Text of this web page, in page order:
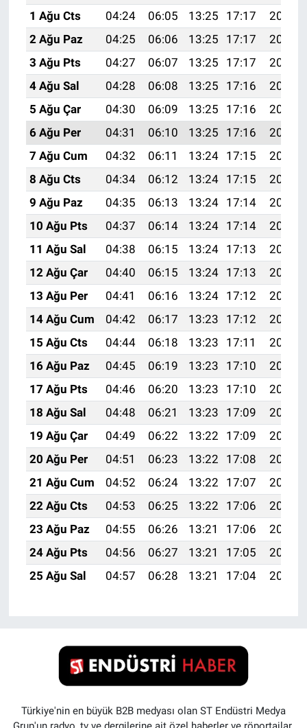
1 Ağu Cts
04:24 06:05 13:25 17:17
20:35
2 Ağu Paz
04:25 06:06 13:25 17:17
20:34
3 Ağu Pts
04:27 06:07 13:25 17:17
20:33
4 Ağu Sal
04:28 06:08 13:25 17:16
20:32
5 Ağu Çar
04:30 06:09 13:25 17:16
20:30
6 Ağu Per
04:31 06:10 13:25 17:16
20:29
7 Ağu Cum
04:32 06:11 13:24 17:15
20:28
8 Ağu Cts
04:34 06:12 13:24 17:15
20:27
9 Ağu Paz
04:35 06:13 13:24 17:14
20:26
10 Ağu Pts
04:37 06:14 13:24 17:14
20:25
11 Ağu Sal
04:38 06:15 13:24 17:13
20:23
12 Ağu Çar
04:40 06:15 13:24 17:13
20:22
13 Ağu Per
04:41 06:16 13:24 17:12
20:21
14 Ağu Cum
04:42 06:17 13:23 17:12
20:19
15 Ağu Cts
04:44 06:18 13:23 17:11
20:18
16 Ağu Paz
04:45 06:19 13:23 17:10
20:17
17 Ağu Pts
04:46 06:20 13:23 17:10
20:15
18 Ağu Sal
04:48 06:21 13:23 17:09
20:14
19 Ağu Çar
04:49 06:22 13:22 17:09
20:13
20 Ağu Per
04:51 06:23 13:22 17:08
20:11
21 Ağu Cum
04:52 06:24 13:22 17:07
20:10
22 Ağu Cts
04:53 06:25 13:22 17:06
20:08
23 Ağu Paz
04:55 06:26 13:21 17:06
20:07
24 Ağu Pts
04:56 06:27 13:21 17:05
20:05
25 Ağu Sal
04:57 06:28 13:21 17:04 20:04
Türkiye'nin en büyük B2B medyası olan ST Endüstri Medya